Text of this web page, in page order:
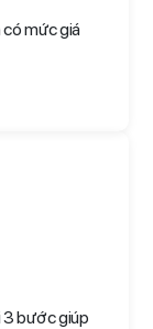
mức giá
3 bước giúp